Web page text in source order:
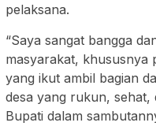
pelaksana.
“Saya sangat bangga
masyarakat, khususnya
yang ikut ambil bagian
desa yang rukun, sehat,
Bupati dalam